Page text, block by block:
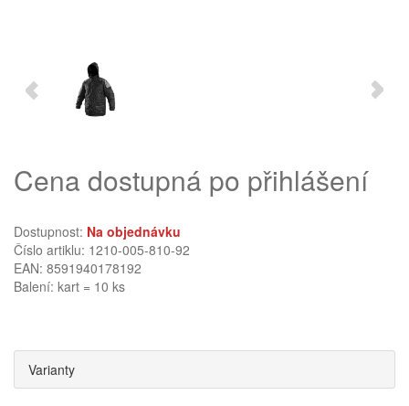
Cena dostupná po přihlášení
Dostupnost: Na objednávku
Číslo artiklu: 1210-005-810-92
EAN: 8591940178192
Balení: kart = 10 ks
Varianty